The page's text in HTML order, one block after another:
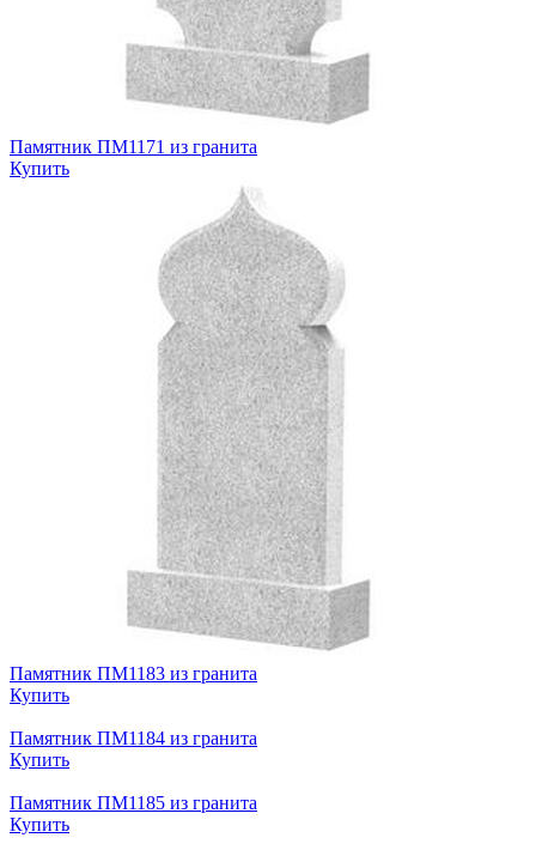
Памятник ПМ1171 из гранита
Купить
Памятник ПМ1183 из гранита
Купить
Памятник ПМ1184 из гранита
Купить
Памятник ПМ1185 из гранита
Купить